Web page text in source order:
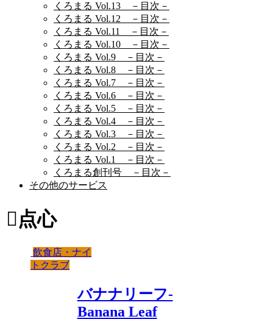
くろまる Vol.13 －目次－
くろまる Vol.12 －目次－
くろまる Vol.11 －目次－
くろまる Vol.10 －目次－
くろまる Vol.9 －目次－
くろまる Vol.8 －目次－
くろまる Vol.7 －目次－
くろまる Vol.6 －目次－
くろまる Vol.5 －目次－
くろまる Vol.4 －目次－
くろまる Vol.3 －目次－
くろまる Vol.2 －目次－
くろまる Vol.1 －目次－
くろまる創刊号 －目次－
その他のサービス
点心
飲食店・ナイ
トクラブ
バナナリーフ-
Banana Leaf